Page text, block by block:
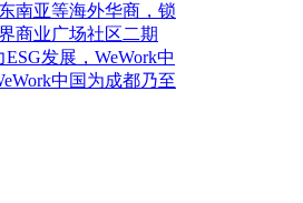
南亚等海外华商，锁
商业广场社区二期
发展，WeWork中
中国为成都乃至